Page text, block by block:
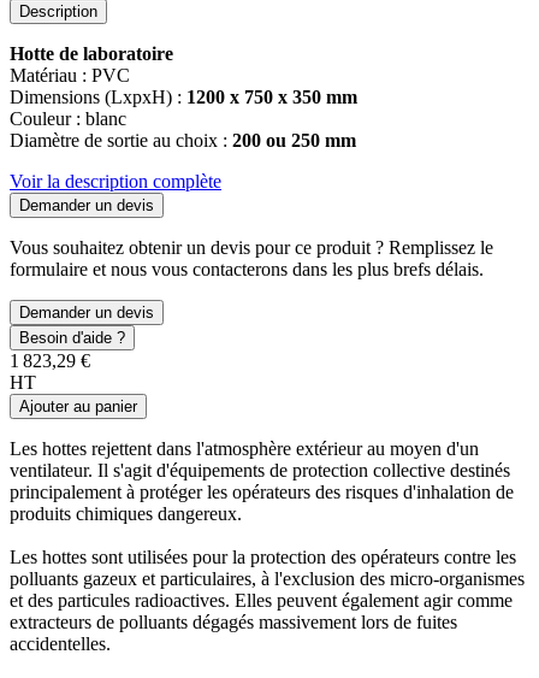
Description
Hotte de laboratoire
Matériau : PVC
Dimensions (LxpxH) : 1200 x 750 x 350 mm
Couleur : blanc
Diamètre de sortie au choix : 200 ou 250 mm
Voir la description complète
Demander un devis
Vous souhaitez obtenir un devis pour ce produit ? Remplissez le
formulaire et nous vous contacterons dans les plus brefs délais.
Demander un devis
Besoin d'aide ?
1 823,29 €
HT
Ajouter au panier
Les hottes rejettent dans l'atmosphère extérieur au moyen d'un
ventilateur. Il s'agit d'équipements de protection collective destinés
principalement à protéger les opérateurs des risques d'inhalation de
produits chimiques dangereux.
Les hottes sont utilisées pour la protection des opérateurs contre les
polluants gazeux et particulaires, à l'exclusion des micro-organismes
et des particules radioactives. Elles peuvent également agir comme
extracteurs de polluants dégagés massivement lors de fuites
accidentelles.